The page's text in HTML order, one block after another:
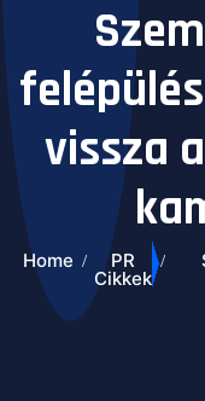
vissza
Home PR
Cikkek